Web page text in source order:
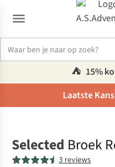
⛺️ 15%
Laatste
Selected Broek
3 reviews